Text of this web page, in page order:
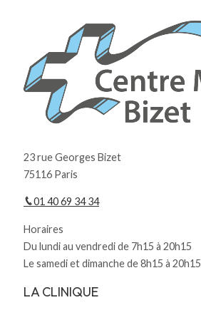
23 rue Georges Bizet
75116 Paris
01 40 69 34 34
Horaires
Du lundi au vendredi de 7h15 à 20h15
Le samedi et dimanche de 8h15 à 20h15
LA CLINIQUE